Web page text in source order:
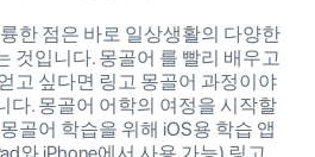
한 점은 바로 일상생활의 다양한
것입니다. 몽골어 를 빨리 배우고
고 싶다면 링고 몽골어 과정이야
다. 몽골어 어학의 여정을 시작할
골어 학습을 위해 iOS용 학습 앱